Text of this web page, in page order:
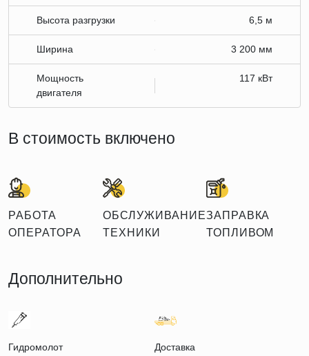
Высота разгрузки 6,5 м
Ширина 3 200 мм
Мощность
двигателя
117 кВт
В стоимость включено
РАБОТА
ОПЕРАТОРА
ОБСЛУЖИВАНИЕ
ТЕХНИКИ
ЗАПРАВКА
ТОПЛИВОМ
Дополнительно
Гидромолот Доставка